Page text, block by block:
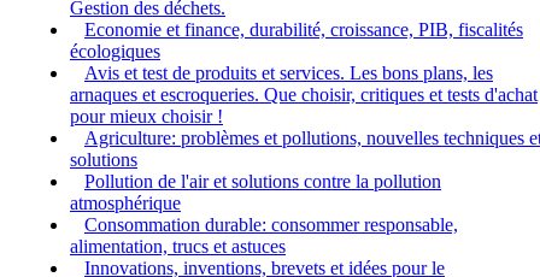
Gestion des déchets.
Economie et finance, durabilité, croissance, PIB, fiscalités
écologiques
Avis et test de produits et services. Les bons plans, les
arnaques et escroqueries. Que choisir, critiques et tests d'achat
pour mieux choisir !
Agriculture: problèmes et pollutions, nouvelles techniques
solutions
Pollution de l'air et solutions contre la pollution
atmosphérique
Consommation durable: consommer responsable,
alimentation, trucs et astuces
Innovations, inventions, brevets et idées pour le